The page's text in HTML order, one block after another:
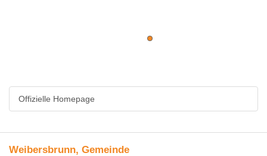
Offizielle Homepage
Weibersbrunn, Gemeinde